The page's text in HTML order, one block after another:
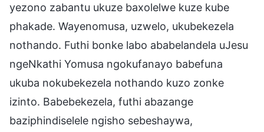
yezono zabantu ukuze baxolelwe kuze kube
phakade. Wayenomusa, uzwelo, ukubekezela
nothando. Futhi bonke labo ababelandela uJesu
ngeNkathi Yomusa ngokufanayo babefuna
ukuba nokubekezela nothando kuzo zonke
izinto. Babebekezela, futhi abazange
baziphindiselele ngisho sebeshaywa,